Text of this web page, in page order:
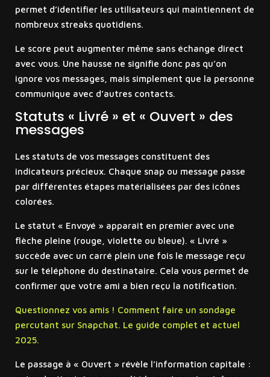
permet d’identifier les utilisateurs qui maintiennent de
nombreux streaks quotidiens.
Le score peut augmenter même sans échange direct
avec vous. Une hausse ne signifie donc pas qu’on
ignore vos messages, mais simplement que la personne
communique avec d’autres contacts.
Statuts « Livré » et « Ouvert » des
messages
Les statuts de vos messages constituent des
indicateurs précieux. Chaque snap ou message passe
par différentes étapes matérialisées par des icônes
colorées.
Le statut « Envoyé » apparaît en premier avec une
flèche pleine (rouge, violette ou bleue). « Livré »
succède avec un carré plein une fois le message reçu
sur le téléphone du destinataire. Cela vous permet de
confirmer que votre ami a bien reçu la notification.
Questionnez vos amis ! Comment faire un sondage
percutant sur Snapchat. Le guide complet et actuel
2025.
Le passage à « Ouvert » révèle l’information capitale :